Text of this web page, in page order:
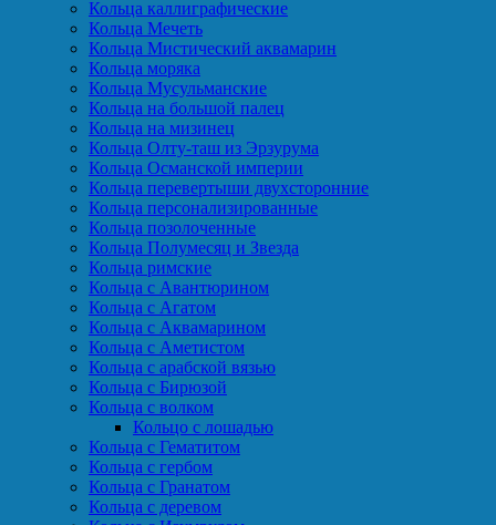
Кольца каллиграфические
Кольца Мечеть
Кольца Мистический аквамарин
Кольца моряка
Кольца Мусульманские
Кольца на большой палец
Кольца на мизинец
Кольца Олту-таш из Эрзурума
Кольца Османской империи
Кольца перевертыши двухсторонние
Кольца персонализированные
Кольца позолоченные
Кольца Полумесяц и Звезда
Кольца римские
Кольца с Авантюрином
Кольца с Агатом
Кольца с Аквамарином
Кольца с Аметистом
Кольца с арабской вязью
Кольца с Бирюзой
Кольца с волком
Кольцо с лошадью
Кольца с Гематитом
Кольца с гербом
Кольца с Гранатом
Кольца с деревом